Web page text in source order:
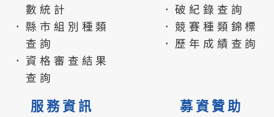
數統計
．縣市組別種類
查詢
．資格審查結果
查詢
．破紀錄查詢
．競賽種類錦標
．歷年成績查詢
服務資訊 募資贊助